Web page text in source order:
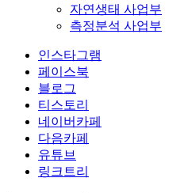
자연생태 사업부
측정분석 사업부
인스타그램
페이스북
블로그
티스토리
네이버카페
다음카페
유튜브
링크트리